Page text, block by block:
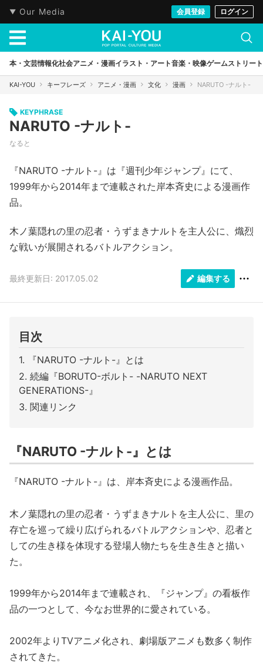
Our Media 会員登録 ログイン
本・文芸情報化社会アニメ・漫画イラスト・アート音楽・映像ゲームストリート
KAI-YOU キーフレーズ アニメ・漫画 文化 漫画 NARUTO -ナルト-
KEYPHRASE
NARUTO -ナルト-
なると
『NARUTO -ナルト-』は『週刊少年ジャンプ』にて、
1999年から2014年まで連載された岸本斉史による漫画作
品。
木ノ葉隠れの里の忍者・うずまきナルトを主人公に、熾烈
な戦いが展開されるバトルアクション。
最終更新日: 2017.05.02 編集する
目次
『NARUTO -ナルト-』とは
続編『BORUTO-ボルト- -NARUTO NEXT
GENERATIONS-』
関連リンク
『NARUTO -ナルト-』とは
『NARUTO -ナルト-』は、岸本斉史による漫画作品。
木ノ葉隠れの里の忍者・うずまきナルトを主人公に、里の
存亡を巡って繰り広げられるバトルアクションや、忍者と
しての生き様を体現する登場人物たちを生き生きと描い
た。
1999年から2014年まで連載され、『ジャンプ』の看板作
品の一つとして、今なお世界的に愛されている。
2002年よりTVアニメ化され、劇場版アニメも数多く制作
されてきた。